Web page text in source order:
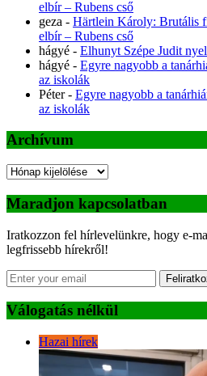
elbír – Rubens cső
geza - Härtlein Károly: Brutális
elbír – Rubens cső
hágyé - Elhunyt Szépe Judit
hágyé - Egyre nagyobb a
az iskolák
Péter- Egyre nagyobb a
az iskolák
Archívum
Archívum
Maradjon kapcsolatban
Iratkozzon fel hírlevelünkre, hogy e-
legfrissebb hírekről!
Válogatás nélkül
Hazai hírek